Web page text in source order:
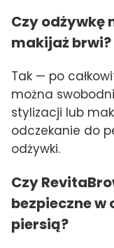
Czy odżywkę
makijaż brwi?
Tak — po
można
stylizacji lub
odczekanie do
odżywki.
Czy
bezpieczne
piersią?